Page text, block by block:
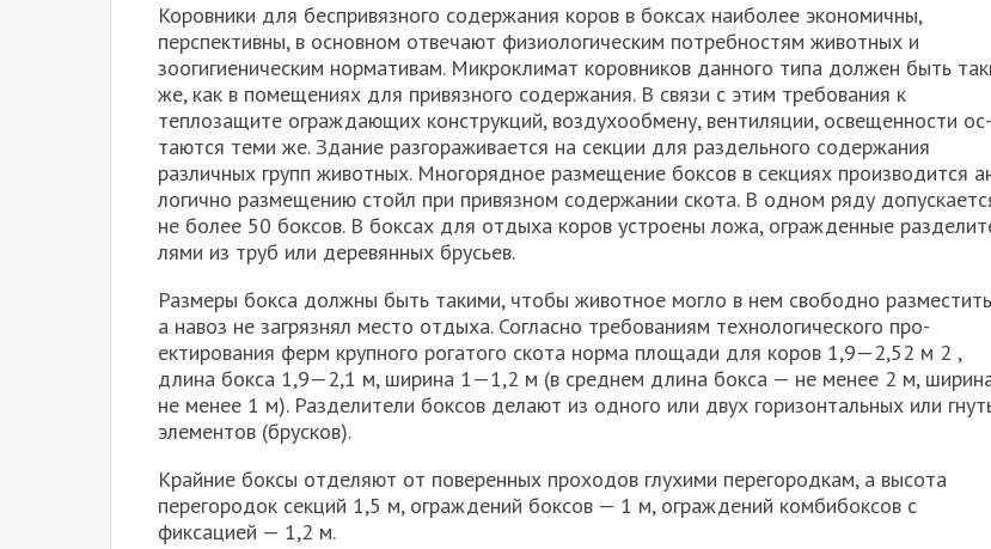
Коровники для беспривязного содержания коров в боксах наиболее эконо­мичны,
перспективны, в основном отвечают физиологичес­ким потребностям животных и
зоогигиеническим нормати­вам. Микроклимат коровников данного типа должен быть
же, как в помещениях для привязного содержания. В связи с этим требования к
теплозащите ограждающих конструкций, воздухообмену, вентиляции, освещенности ос­
таются теми же. Здание разгораживается на секции для раздельного содержания
различных групп животных. Мно­горядное размещение боксов в секциях производится
логично размещению стойл при привязном содержании ско­та. В одном ряду
не более 50 боксов. В боксах для отдыха коров устроены ложа, огражденные
лями из труб или деревянных брусьев.
Размеры бокса должны быть такими, чтобы животное могло в нем свободно
а навоз не загрязнял место отдыха. Согласно требованиям технологического про­
ектирования ферм крупного рогатого скота норма площади для коров 1,9—2,52 м 2 ,
длина бокса 1,9—2,1 м, ширина 1—1,2 м (в среднем длина бокса — не менее 2 м,
не менее 1 м). Разделители боксов делают из одного или двух горизонтальных или
элементов (брусков).
Крайние боксы отделяют от поверенных проходов глухими перегородкам, а высота
перегородок секций 1,5 м, ограждений боксов — 1 м, ограждений комбибоксов с
фиксацией — 1,2 м.